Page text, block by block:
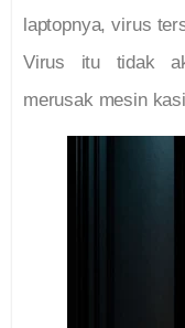
laptopnya, virus
Virus itu tidak
merusak mesin